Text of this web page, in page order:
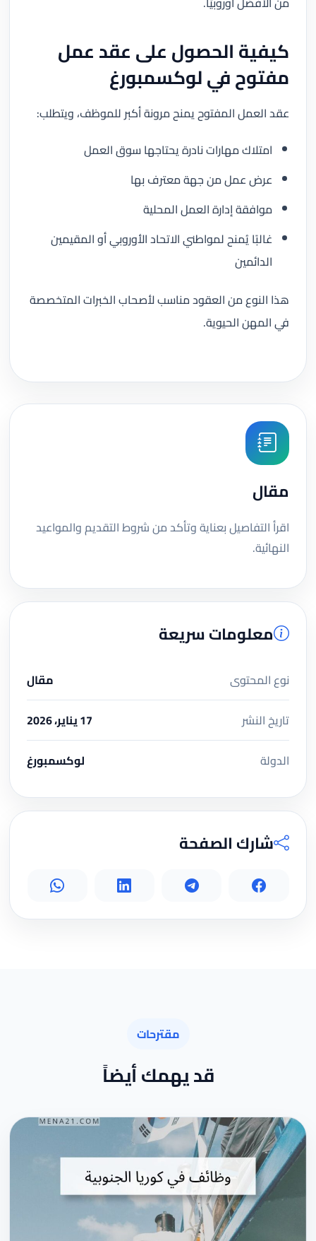
كيفية الحصول على عقد عمل
مفتوح في لوكسمبورغ
عقد العمل المفتوح يمنح مرونة أكبر للموظف، ويتطلب:
امتلاك مهارات نادرة يحتاجها سوق العمل
عرض عمل من جهة معترف بها
موافقة إدارة العمل المحلية
غالبًا يُمنح لمواطني الاتحاد الأوروبي أو المقيمين
الدائمين
هذا النوع من العقود مناسب لأصحاب الخبرات المتخصصة
في المهن الحيوية.
مقال
اقرأ التفاصيل بعناية وتأكد من شروط التقديم والمواعيد
النهائية.
معلومات سريعة
نوع المحتوى
مقال
تاريخ النشر
17 يناير، 2026
الدولة
لوكسمبورغ
شارك الصفحة
مقترحات
قد يهمك أيضاً